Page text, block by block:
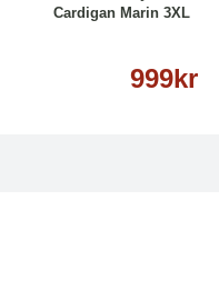
Cardigan Marin 3XL
999kr